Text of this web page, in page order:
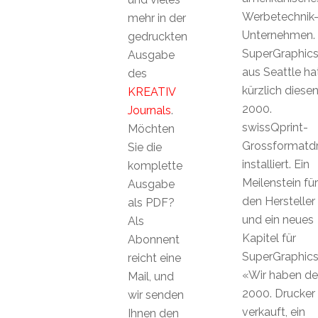
Werbetechnik-
Unternehmen.
SuperGraphics
aus Seattle
kürzlich diesen
2000.
swissQprint-
installiert. Ein
Meilenstein für
den Hersteller
und ein neues
Kapitel für
«Wir haben
2000. Drucker
verkauft, ein
mehr in der
gedruckten
Ausgabe
des
KREATIV
Journals.
Möchten
Sie die
komplette
Ausgabe
als PDF?
Als
Abonnent
reicht eine
Mail, und
wir senden
Ihnen den